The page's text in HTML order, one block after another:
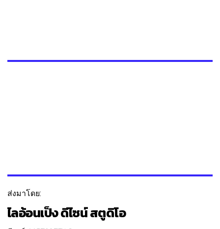
ส่งมาโดย:
ไลอ้อนเป็ง ดีไซน์ สตูดิโอ